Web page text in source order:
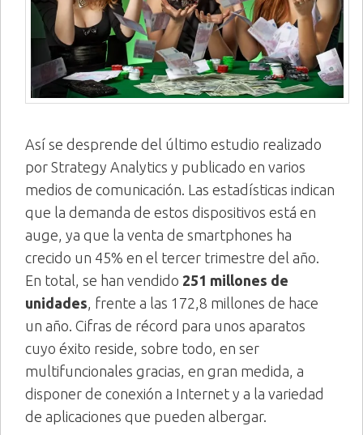
Así se desprende del último estudio realizado
por Strategy Analytics y publicado en varios
medios de comunicación. Las estadísticas indican
que la demanda de estos dispositivos está en
auge, ya que la venta de smartphones ha
crecido un 45% en el tercer trimestre del año.
En total, se han vendido 251 millones de
unidades, frente a las 172,8 millones de hace
un año. Cifras de récord para unos aparatos
cuyo éxito reside, sobre todo, en ser
multifuncionales gracias, en gran medida, a
disponer de conexión a Internet y a la variedad
de aplicaciones que pueden albergar.